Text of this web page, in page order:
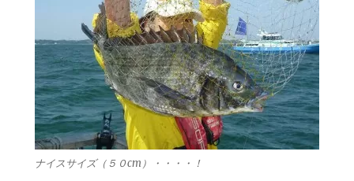
ナイスサイズ（５０cm）・・・・！